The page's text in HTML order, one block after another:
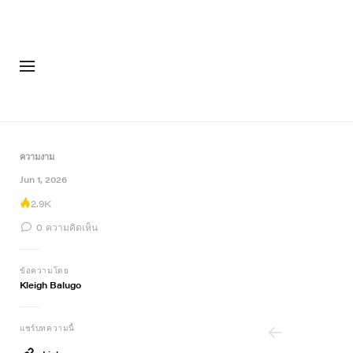
ความงาม
Jun 1, 2026
2.9K
0 ความคิดเห็น
ข้อความโดย
Kleigh Balugo
แชร์บทความนี้